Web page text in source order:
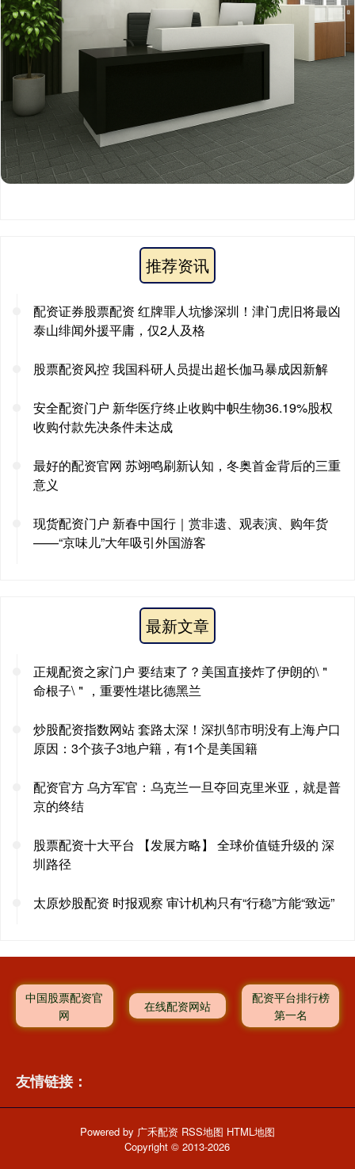
推荐资讯
配资证券股票配资 红牌罪人坑惨深圳！津门虎旧将最凶
泰山绯闻外援平庸，仅2人及格
股票配资风控 我国科研人员提出超长伽马暴成因新解
安全配资门户 新华医疗终止收购中帜生物36.19%股权
收购付款先决条件未达成
最好的配资官网 苏翊鸣刷新认知，冬奥首金背后的三重
意义
现货配资门户 新春中国行｜赏非遗、观表演、购年货
——“京味儿”大年吸引外国游客
最新文章
正规配资之家门户 要结束了？美国直接炸了伊朗的\＂
命根子\＂，重要性堪比德黑兰
炒股配资指数网站 套路太深！深扒邹市明没有上海户口
原因：3个孩子3地户籍，有1个是美国籍
配资官方 乌方军官：乌克兰一旦夺回克里米亚，就是普
京的终结
股票配资十大平台 【发展方略】 全球价值链升级的 深
圳路径
太原炒股配资 时报观察 审计机构只有“行稳”方能“致远”
中国股票配资官
网
在线配资网站
配资平台排行榜
第一名
友情链接：
Powered by 广禾配资 RSS地图 HTML地图
Copyright© 2013-2026